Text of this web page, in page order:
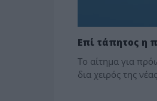
Επί τάπητος η
Το αίτημα για
δια χειρός της